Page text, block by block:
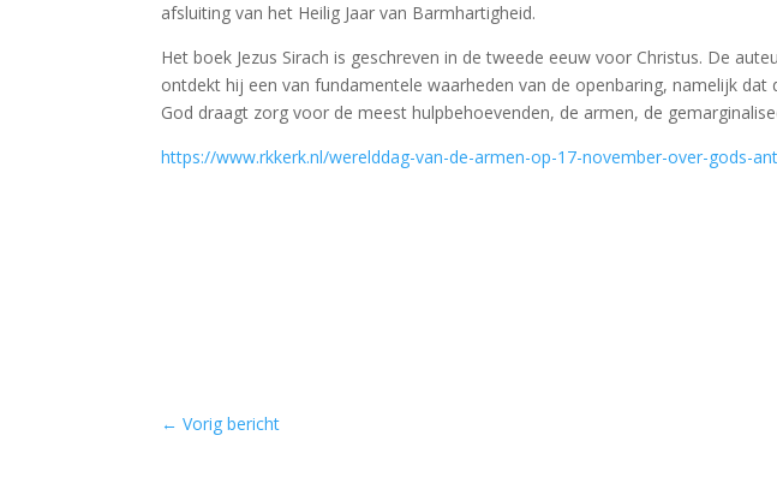
afsluiting van het Heilig Jaar van Barmhartigheid.
Het boek Jezus Sirach is geschreven in de tweede eeuw voor Christus. De
ontdekt hij een van fundamentele waarheden van de openbaring, namelijk
God draagt zorg voor de meest hulpbehoevenden, de armen, de
https://www.rkkerk.nl/werelddag-van-de-armen-op-17-november-over-gods-
←Vorig bericht